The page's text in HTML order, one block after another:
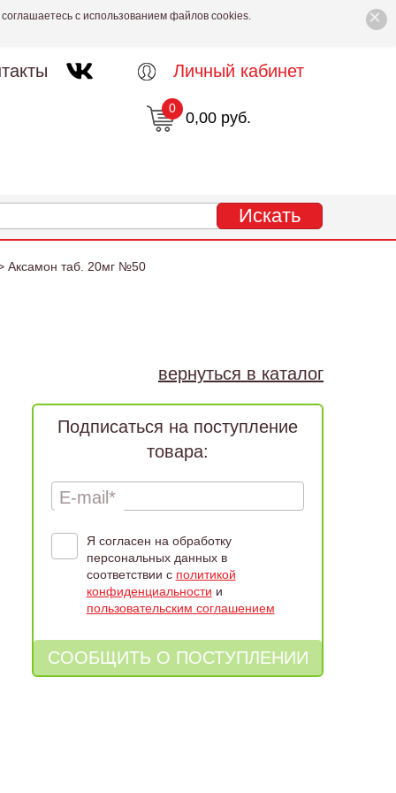
×
с использованием файлов cookies.
Личный кабинет
0,00 руб.
0
Аксамон таб. 20мг №50
вернуться в каталог
Подписаться на поступление
товара:
E-mail*
Я согласен на обработку
персональных данных в
соответствии с политикой
конфиденциальности и
пользовательским соглашением